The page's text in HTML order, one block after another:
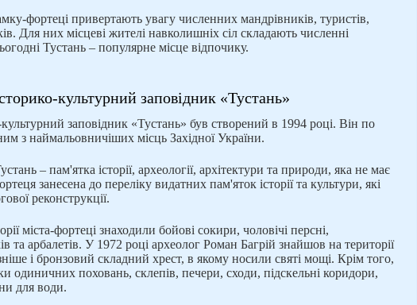
фортеці привертають увагу численних мандрівників, туристів,
Для них місцеві жителі навколишніх сіл складають численні
Тустань – популярне місце відпочику.
культурний заповідник «Тустань»
заповідник «Тустань» був створений в 1994 році. Він по
з наймальовничіших місць Західної України.
– пам'ятка історії, археології, архітектури та природи, яка не має
занесена до переліку видатних пам'яток історії та культури, які
реконструкції.
міста-фортеці знаходили бойові сокири, чоловічі персні,
та арбалетів. У 1972 році археолог Роман Багрій знайшов на території
і бронзовий складний хрест, в якому носили святі мощі. Крім того,
одиничних поховань, склепів, печери, сходи, підскельні коридори,
для води.